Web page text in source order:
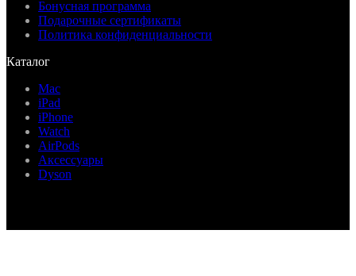
Бонусная программа
Подарочные сертификаты
Политика конфиденциальности
Каталог
Mac
iPad
iPhone
Watch
AirPods
Аксессуары
Dyson